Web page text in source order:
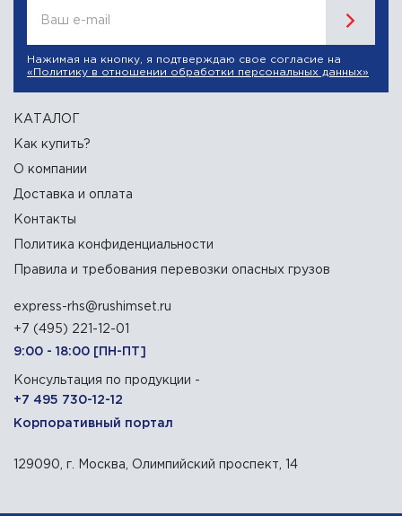
Ваш e-mail
Нажимая на кнопку, я подтверждаю свое согласие на
«Политику в отношении обработки персональных данных»
КАТАЛОГ
Как купить?
О компании
Доставка и оплата
Контакты
Политика конфиденциальности
Правила и требования перевозки опасных грузов
express-rhs@rushimset.ru
+7 (495) 221-12-01
9:00 - 18:00 [ПН-ПТ]
Консультация по продукции -
+7 495 730-12-12
Корпоративный портал
129090, г. Москва, Олимпийский проспект, 14